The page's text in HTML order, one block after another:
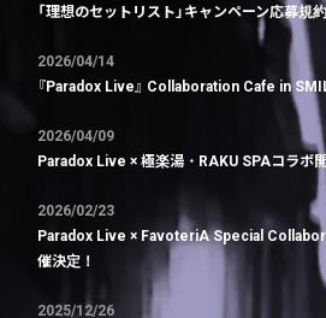
「理想のセットリスト」キャンペーン応募規
2026/04/14
『Paradox Live』 Collaboration Cafe in
2026/04/09
Paradox Live × 極楽湯・RAKU SPAコラボ
2026/02/23
Paradox Live × FavoteriA Special
催決定！
2025/12/26